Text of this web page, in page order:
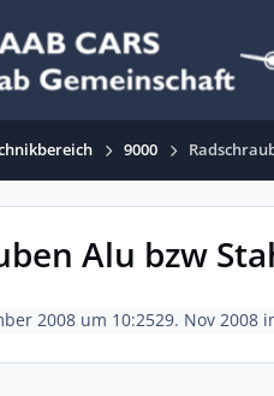
9000
Alu bzw
2008 um 10:2529. Nov 2008